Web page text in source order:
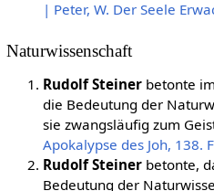
| Peter, W. Der Seele
Naturwissenschaft
Rudolf Steinerbetonte
die Bedeutung der
sie zwangsläufig zum
Apokalypse des Joh, 138.
Rudolf Steinerbetonte,
Bedeutung der